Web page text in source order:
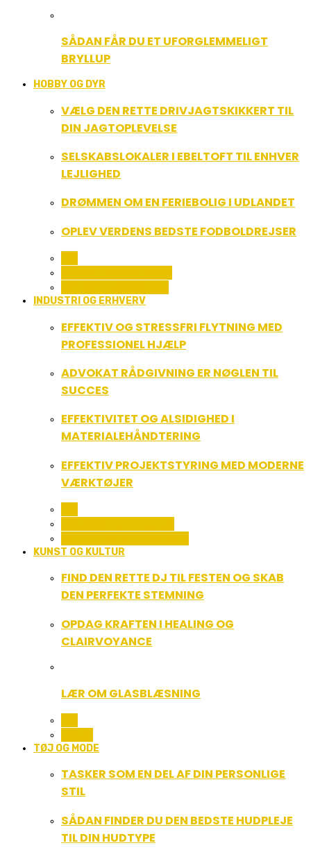
SÅDAN FÅR DU ET UFORGLEMMELIGT
BRYLLUP
HOBBY OG DYR
VÆLG DEN RETTE DRIVJAGTSKIKKERT TIL
DIN JAGTOPLEVELSE
SELSKABSLOKALER I EBELTOFT TIL ENHVER
LEJLIGHED
DRØMMEN OM EN FERIEBOLIG I UDLANDET
OPLEV VERDENS BEDSTE FODBOLDREJSER
INDUSTRI OG ERHVERV
EFFEKTIV OG STRESSFRI FLYTNING MED
PROFESSIONEL HJÆLP
ADVOKAT RÅDGIVNING ER NØGLEN TIL
SUCCES
EFFEKTIVITET OG ALSIDIGHED I
MATERIALEHÅNDTERING
EFFEKTIV PROJEKTSTYRING MED MODERNE
VÆRKTØJER
KUNST OG KULTUR
FIND DEN RETTE DJ TIL FESTEN OG SKAB
DEN PERFEKTE STEMNING
OPDAG KRAFTEN I HEALING OG
CLAIRVOYANCE
LÆR OM GLASBLÆSNING
TØJ OG MODE
TASKER SOM EN DEL AF DIN PERSONLIGE
STIL
SÅDAN FINDER DU DEN BEDSTE HUDPLEJE
TIL DIN HUDTYPE